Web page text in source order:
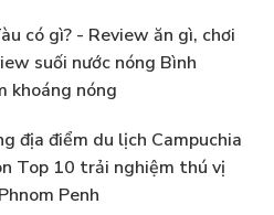
có gì? - Review ăn gì, chơi
suối nước nóng Bình
khoáng nóng
địa điểm du lịch Campuchia
Top 10 trải nghiệm thú vị
Penh